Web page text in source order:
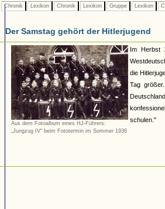
Chronik Lexikon Chronik Lexikon Gruppe Lexikon
Der Samstag gehört der Hitlerjugend
Aus dem Fotoalbum eines HJ-Führers:
„Jungzug IV“ beim Fototermin im Sommer 1936
Im Herbst
die
Tag
schulen."